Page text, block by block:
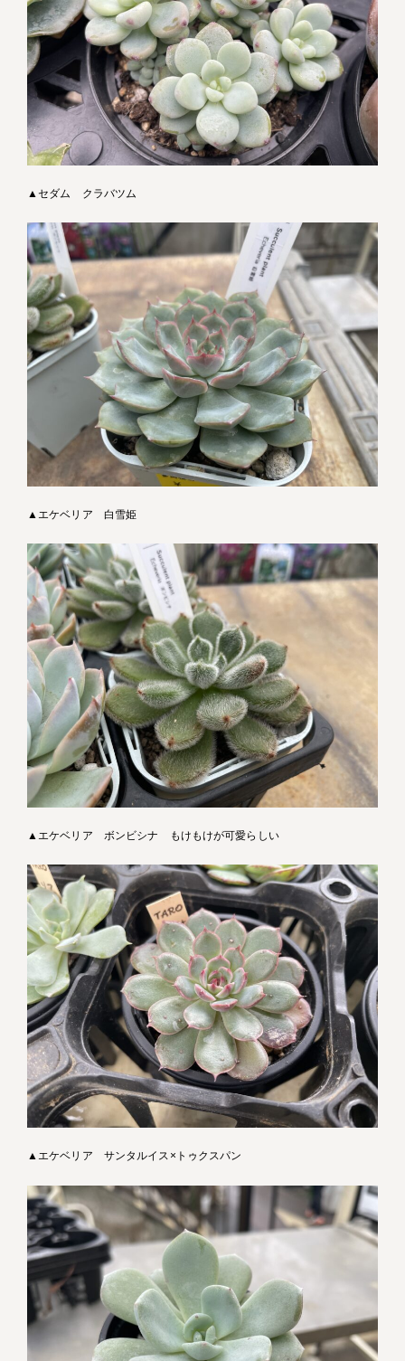
▲セダム クラバツム
▲エケベリア 白雪姫
▲エケベリア ボンビシナ もけもけが可愛らしい
▲エケベリア サンタルイス×トゥクスパン